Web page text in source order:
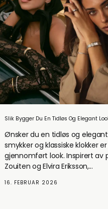
Slik Bygger Du En Tidløs Og Elegant
Ønsker du en tidløs og
smykker og klassiske klokker
gjennomført look. Inspirert av
Zouiten og Elvira Eriksson,...
16. FEBRUAR 2026